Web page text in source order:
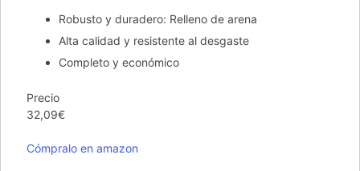
Robusto y duradero: Relleno de arena
Alta calidad y resistente al desgaste
Completo y económico
Precio
32,09€
Cómpralo en amazon